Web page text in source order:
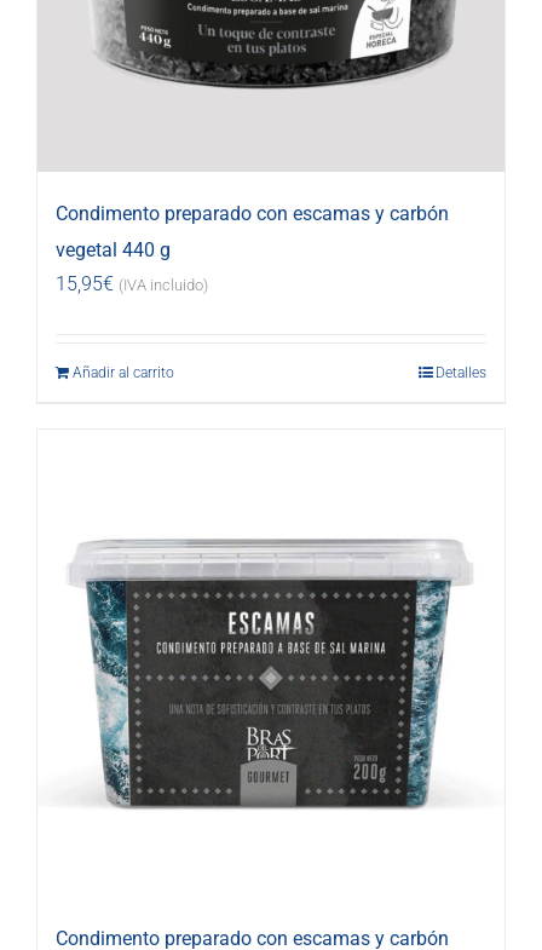
Condimento preparado con escamas y carbón
vegetal 440 g
15,95€ (IVA incluido)
Añadir al carrito Detalles
Condimento preparado con escamas y carbón